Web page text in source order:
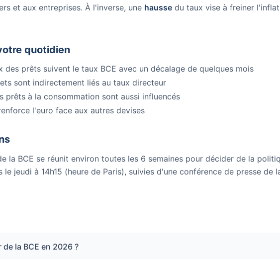
et aux entreprises. À l'inverse, une hausse du taux vise à freiner
quotidien
des prêts suivent le taux BCE avec un décalage de quelques mois
sont indirectement liés au taux directeur
prêts à la consommation sont aussi influencés
l'euro face aux autres devises
la BCE se réunit environ toutes les 6 semaines pour décider de la
le jeudi à 14h15 (heure de Paris), suivies d'une conférence de presse de
la BCE en 2026 ?